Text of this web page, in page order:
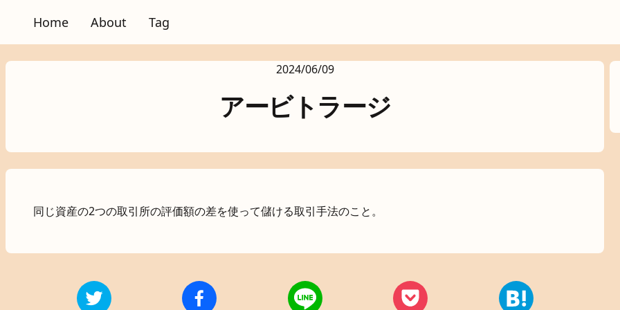
Home About Tag
2024/06/09
アービトラージ
同じ資産の2つの取引所の評価額の差を使って儲ける取引手法のこと。